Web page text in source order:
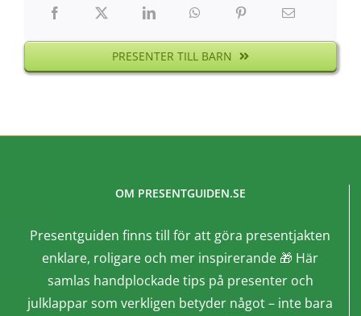
PRESENTER TILL BARN
OM PRESENTGUIDEN.SE
Presentguiden finns till för att göra presentjakten
enklare, roligare och mer inspirerande 🎁 Här
samlas handplockade tips på presenter och
julklappar som verkligen betyder något – inte bara